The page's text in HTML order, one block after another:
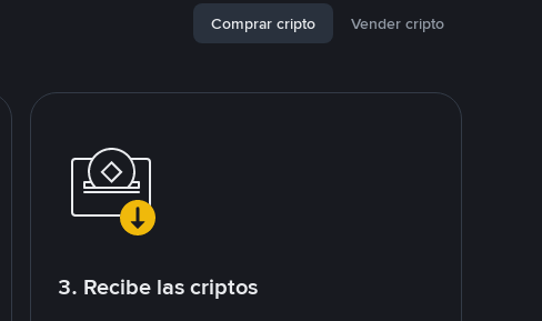
Comprar cripto Vender cripto
3. Recibe las criptos